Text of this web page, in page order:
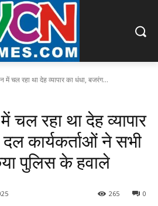
में चल रहा था देह व्यापार का धंधा, बजरंग...
चल रहा था देह व्यापार
कार्यकर्ताओं ने सभी
पुलिस के हवाले
0
265